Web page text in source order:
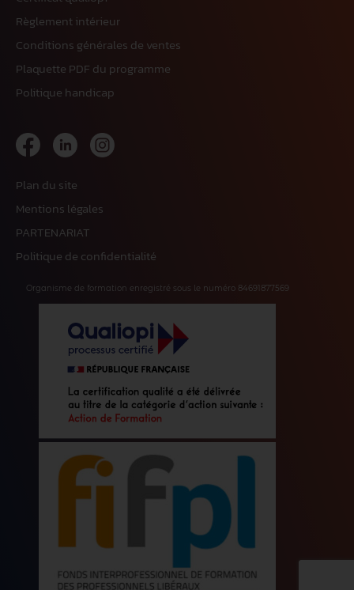
Règlement intérieur
Conditions générales de ventes
Plaquette PDF du programme
Politique handicap
Plan du site
Mentions légales
PARTENARIAT
Politique de confidentialité
Organisme de formation enregistré sous le numéro 84691877569